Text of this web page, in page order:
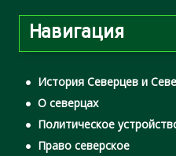
Навигация
История Северцев и
О северцах
Политическое
Право северское